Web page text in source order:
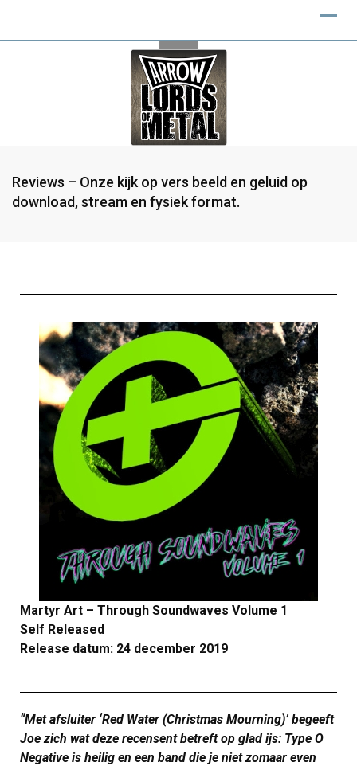
Reviews – Onze kijk op vers beeld en geluid op
download, stream en fysiek format.
Martyr Art – Through Soundwaves Volume 1
Self Released
Release datum: 24 december 2019
“Met afsluiter ‘Red Water (Christmas Mourning)’ begeeft
Joe zich wat deze recensent betreft op glad ijs: Type O
Negative is heilig en een band die je niet zomaar even